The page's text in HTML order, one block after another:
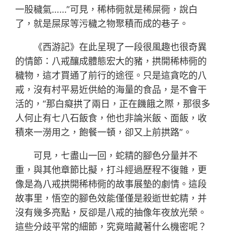
一股穢氣……”可見，稀柿衕就是稀屎衕，說白
了，就是屎尿等污穢之物聚積而成的巷子。
《西游記》在此呈現了一段很風趣也很奇異
的情節：八戒釀成體態宏大的豬，拱開稀柿衕的
穢物，這才買通了前行的途徑。只是這貪吃的八
戒，沒有村平易近供給的海量的食品，是不會干
活的，“那白癡拱了兩日，正在饑餓之際，那很多
人何止有七八石飯食，他也非論米飯、面飯，收
積來一澇用之，飽餐一頓，卻又上前拱路”。
可見，七盡山一回，蛇精的腳色分量并不
重，與其他章節比擬，打斗經過歷程不復雜，更
像是為八戒拱開稀柿衕的故事展墊的劇情。這段
故事里，悟空的腳色效能僅僅是殺逝世蛇精，并
沒有幾多亮點，反卻是八戒的抽像年夜放光榮。
這些分歧平常的細節，究竟暗藏著什么機密呢？